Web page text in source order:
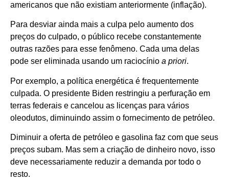
americanos que não existiam anteriormente (inflação).
Para desviar ainda mais a culpa pelo aumento dos
preços do culpado, o público recebe constantemente
outras razões para esse fenômeno. Cada uma delas
pode ser eliminada usando um raciocínio a priori.
Por exemplo, a política energética é frequentemente
culpada. O presidente Biden restringiu a perfuração em
terras federais e cancelou as licenças para vários
oleodutos, diminuindo assim o fornecimento de petróleo.
Diminuir a oferta de petróleo e gasolina faz com que seus
preços subam. Mas sem a criação de dinheiro novo, isso
deve necessariamente reduzir a demanda por todo o
resto.